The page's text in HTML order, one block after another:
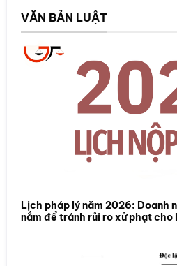
VĂN BẢN LUẬT
Lịch pháp lý năm 2026: Doanh
nắm để tránh rủi ro xử phạt cho